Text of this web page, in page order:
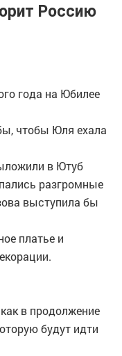
Россию
года на Юбилее
чтобы Юля ехала
в Ютуб
разгромные
выступила бы
платье и
в продолжение
будут идти